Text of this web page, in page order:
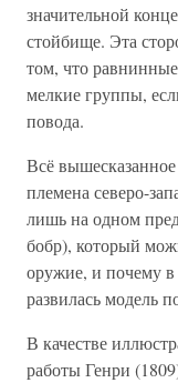
значительной
стойбище. Эта
том, что
мелкие группы,
повода.
Всё
племена северо-
лишь на одном
бобр), который
оружие, и почему
развилась модель
В качестве
работы Генри